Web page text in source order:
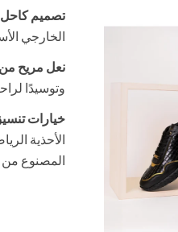
تصميم كاحل
الخارجي
نعل مريح من TPU:
وتوسيدًا
خيارات
المصنوع من